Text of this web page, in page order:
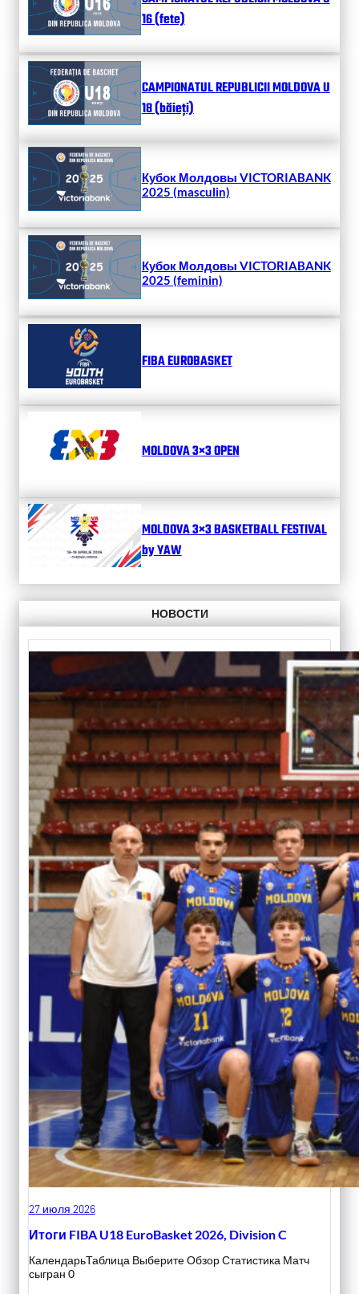
16 (fete)
CAMPIONATUL REPUBLICII MOLDOVA U
18 (băieți)
Кубок Молдовы VICTORIABANK
2025 (masculin)
Кубок Молдовы VICTORIABANK
2025 (feminin)
FIBA EUROBASKET
MOLDOVA 3×3 OPEN
MOLDOVA 3×3 BASKETBALL FESTIVAL
by YAW
НОВОСТИ
27 июля 2026
Итоги FIBA U18 EuroBasket 2026, Division C
КалендарьТаблица Выберите Обзор Статистика Матч
сыгран 0